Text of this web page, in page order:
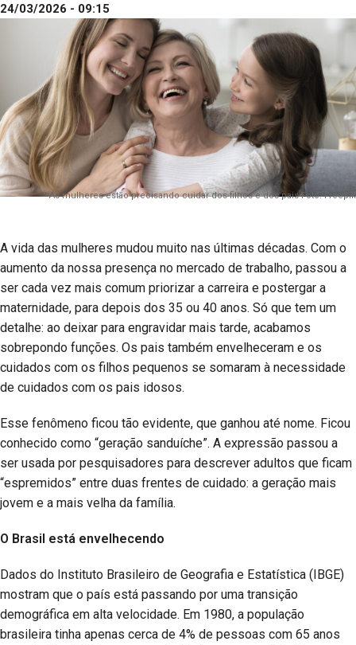
24/03/2026 - 09:15
As mulheres estão precisando cuidar dos filhos e dos pais Foto: Freepik
A vida das mulheres mudou muito nas últimas décadas. Com o
aumento da nossa presença no mercado de trabalho, passou a
ser cada vez mais comum priorizar a carreira e postergar a
maternidade, para depois dos 35 ou 40 anos. Só que tem um
detalhe: ao deixar para engravidar mais tarde, acabamos
sobrepondo funções. Os pais também envelheceram e os
cuidados com os filhos pequenos se somaram à necessidade
de cuidados com os pais idosos.
Esse fenômeno ficou tão evidente, que ganhou até nome. Ficou
conhecido como “geração sanduíche”. A expressão passou a
ser usada por pesquisadores para descrever adultos que ficam
“espremidos” entre duas frentes de cuidado: a geração mais
jovem e a mais velha da família.
O Brasil está envelhecendo
Dados do Instituto Brasileiro de Geografia e Estatística (IBGE)
mostram que o país está passando por uma transição
demográfica em alta velocidade. Em 1980, a população
brasileira tinha apenas cerca de 4% de pessoas com 65 anos